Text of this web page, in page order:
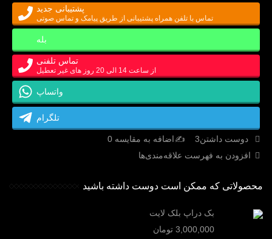
پشتیبانی جدید
تماس با تلفن همراه پشتیبانی از طریق پیامک و تماس صوتی
بله
تماس تلفنی
از ساعت 14 الی 20 روز های غیر تعطیل
واتساپ
تلگرام
دوست داشتن3 اضافه به مقایسه 0
افزودن به فهرست علاقه‌مندی‌ها
محصولاتی که ممکن است دوست داشته باشید
بک دراپ بلک لایت
3,000,000 تومان